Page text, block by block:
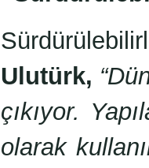
Ulutürk,
çıkıyor.
olarak